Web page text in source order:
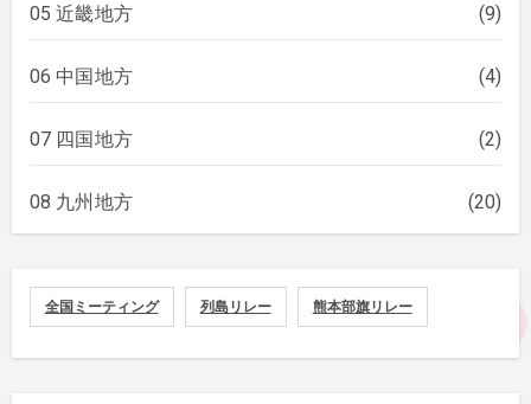
05 近畿地方 (9)
06 中国地方 (4)
07 四国地方 (2)
08 九州地方 (20)
全国ミーティング 列島リレー 熊本部旗リレー